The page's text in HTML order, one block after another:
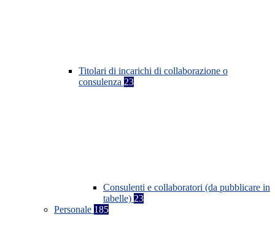
Titolari di incarichi di collaborazione o
consulenza 23
Consulenti e collaboratori (da pubblicare in
tabelle) 23
Personale 185